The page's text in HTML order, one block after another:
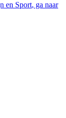
en Sport, ga naar